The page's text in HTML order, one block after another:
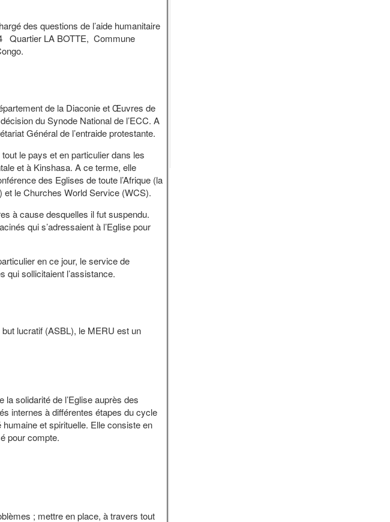
des questions de l’aide humanitaire
Quartier LA BOTTE, Commune
de la Diaconie et Œuvres de
du Synode National de l’ECC. A
Général de l’entraide protestante.
le pays et en particulier dans les
et à Kinshasa. A ce terme, elle
des Eglises de toute l’Afrique (la
le Churches World Service (WCS).
à cause desquelles il fut suspendu.
qui s’adressaient à l’Eglise pour
en ce jour, le service de
qui sollicitaient l’assistance.
lucratif (ASBL), le MERU est un
solidarité de l’Eglise auprès des
internes à différentes étapes du cycle
et spirituelle. Elle consiste en
pour compte.
; mettre en place, à travers tout